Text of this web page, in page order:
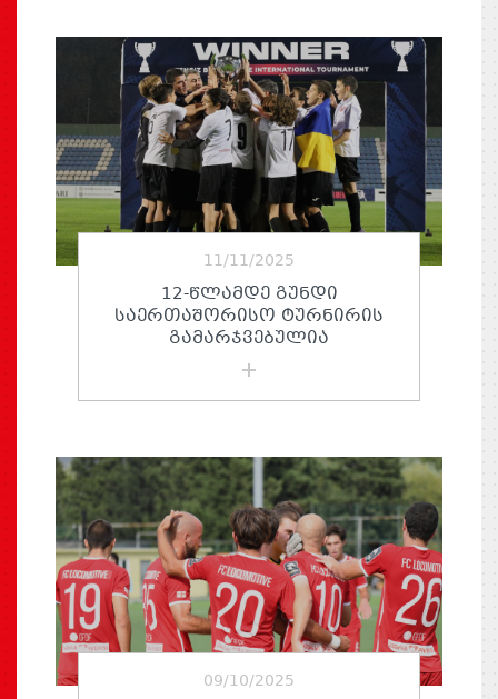
11/11/2025
12-ᲬᲚᲐᲛᲓᲔ ᲒᲣᲜᲓᲘ
ᲡᲐᲔᲠᲗᲐᲨᲝᲠᲘᲡᲝ ᲢᲣᲠᲜᲘᲠᲘᲡ
ᲒᲐᲛᲐᲠᲯᲕᲔᲑᲣᲚᲘᲐ
09/10/2025